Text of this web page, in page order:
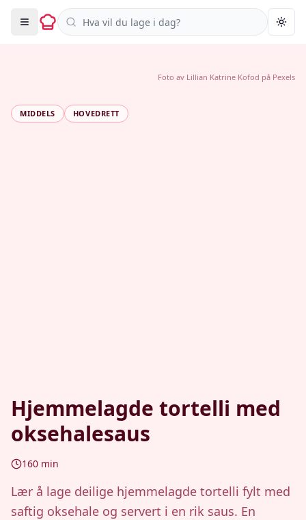
Søk i oppskrifter
MIDDELS HOVEDRETT
Hjemmelagde tortelli med
oksehalesaus
160 min
Lær å lage deilige hjemmelagde tortelli fylt med
saftig oksehale og servert i en rik saus. En
Foto av Lillian Katrine Kofod på Pexels